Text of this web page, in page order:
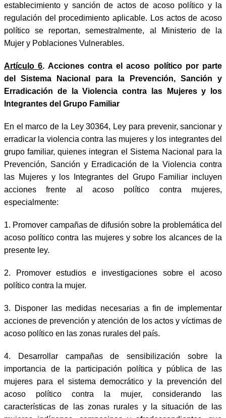
establecimiento y sanción de actos de acoso político y la
regulación del procedimiento aplicable. Los actos de acoso
político se reportan, semestralmente, al Ministerio de la
Mujer y Poblaciones Vulnerables.
Artículo 6. Acciones contra el acoso político por parte
del Sistema Nacional para la Prevención, Sanción y
Erradicación de la Violencia contra las Mujeres y los
Integrantes del Grupo Familiar
En el marco de la Ley 30364, Ley para prevenir, sancionar y
erradicar la violencia contra las mujeres y los integrantes del
grupo familiar, quienes integran el Sistema Nacional para la
Prevención, Sanción y Erradicación de la Violencia contra
las Mujeres y los Integrantes del Grupo Familiar incluyen
acciones frente al acoso político contra mujeres,
especialmente:
1. Promover campañas de difusión sobre la problemática del
acoso político contra las mujeres y sobre los alcances de la
presente ley.
2. Promover estudios e investigaciones sobre el acoso
político contra la mujer.
3. Disponer las medidas necesarias a fin de implementar
acciones de prevención y atención de los actos y víctimas de
acoso político en las zonas rurales del país.
4. Desarrollar campañas de sensibilización sobre la
importancia de la participación política y pública de las
mujeres para el sistema democrático y la prevención del
acoso político contra la mujer, considerando las
características de las zonas rurales y la situación de las